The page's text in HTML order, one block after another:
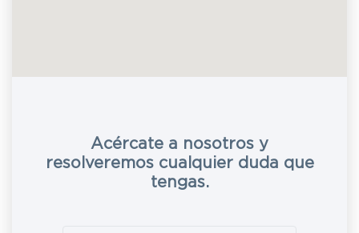
Acércate a nosotros y
resolveremos cualquier duda que
tengas.